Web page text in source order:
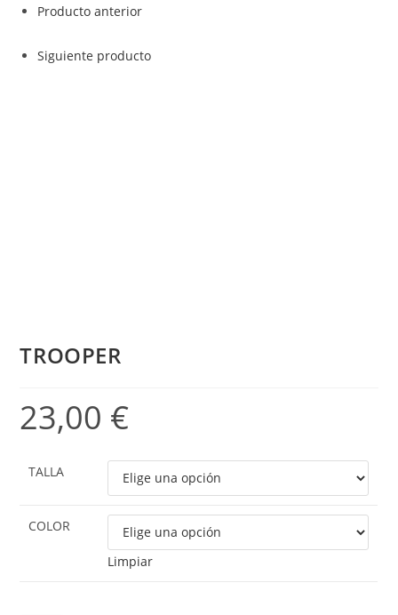
Producto anterior
Siguiente producto
TROOPER
23,00 €
TALLA
COLOR
Limpiar